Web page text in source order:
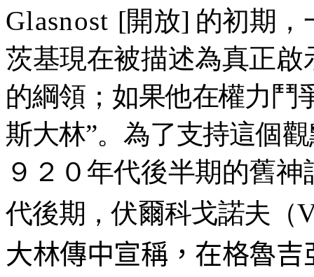
Glasnost [開放] 的初期，
茨基現在被描述為真正
的綱領；如果他在權力鬥
斯大林”。為了支持這個
９２０年代後半期的舊
代後期，伏爾科戈諾夫（
大林傳中宣稱，在格魯